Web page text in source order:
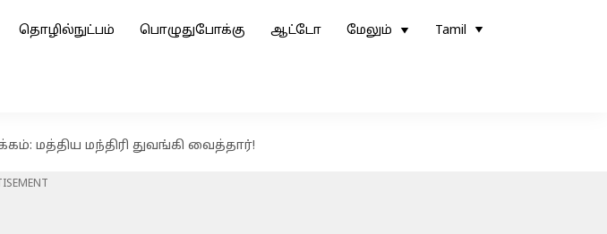
தொழில்நுட்பம் பொழுதுபோக்கு ஆட்டோ மேலும் Tamil
மந்திரி துவங்கி வைத்தார்!